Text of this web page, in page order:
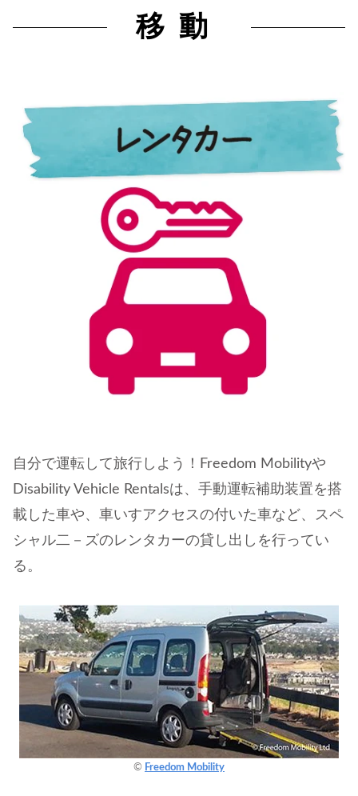
移動
自分で運転して旅行しよう！Freedom Mobilityや
Disability Vehicle Rentalsは、手動運転補助装置を搭
載した車や、車いすアクセスの付いた車など、スペ
シャル二－ズのレンタカーの貸し出しを行ってい
る。
© Freedom Mobility